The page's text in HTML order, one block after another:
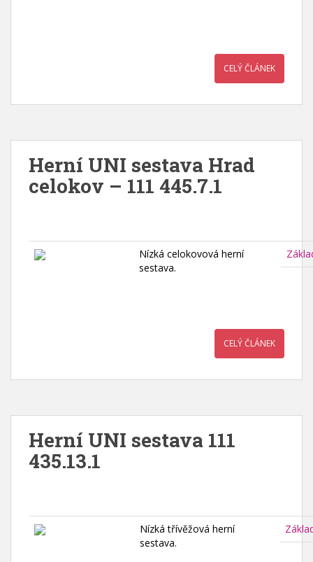
CELÝ ČLÁNEK
Herní UNI sestava Hrad
celokov – 111 445.7.1
Nízká celokovová herní
sestava.
CELÝ ČLÁNEK
Herní UNI sestava 111
435.13.1
Nízká třívěžová herní
sestava.